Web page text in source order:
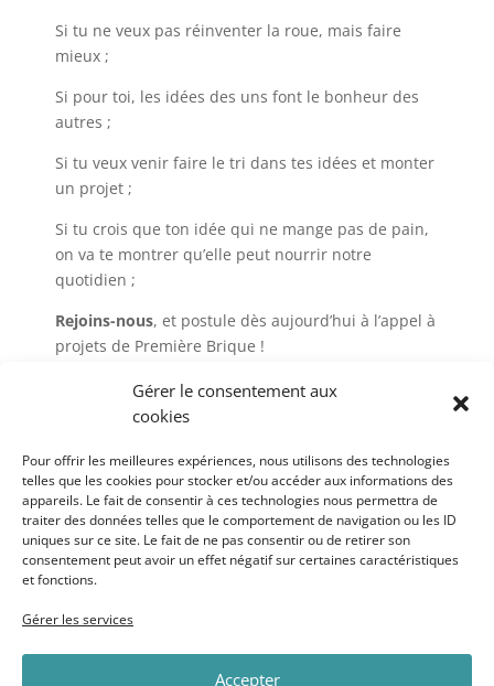
Gérer le consentement aux
cookies
Pour offrir les meilleures expériences, nous utilisons des technologies
telles que les cookies pour stocker et/ou accéder aux informations des
appareils. Le fait de consentir à ces technologies nous permettra de
traiter des données telles que le comportement de navigation ou les ID
uniques sur ce site. Le fait de ne pas consentir ou de retirer son
consentement peut avoir un effet négatif sur certaines caractéristiques
et fonctions.
Gérer les services
Accepter
Si tu ne veux pas réinventer la roue, mais faire
mieux ;
Si pour toi, les idées des uns font le bonheur des
autres ;
Si tu veux venir faire le tri dans tes idées et monter
un projet ;
Si tu crois que ton idée qui ne mange pas de pain,
on va te montrer qu’elle peut nourrir notre
quotidien ;
Rejoins-nous, et postule dès aujourd’hui à l’appel à
projets de Première Brique !
JE CANDIDATE !
Groupement des entrepreneur.se.s du BTP